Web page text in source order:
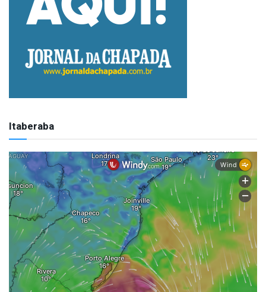
Itaberaba